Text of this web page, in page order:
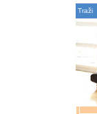
Traži